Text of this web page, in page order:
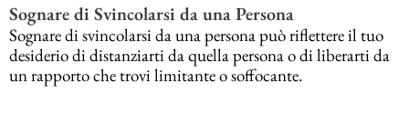
Sognare di Svincolarsi da una Persona
Sognare di svincolarsi da una persona può riflettere il tuo
desiderio di distanziarti da quella persona o di liberarti da
un rapporto che trovi limitante o soffocante.